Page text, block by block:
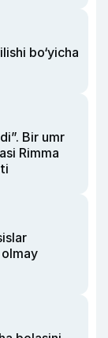
bo‘yicha
Bir umr
Rimma